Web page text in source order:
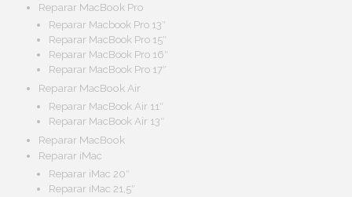
Reparar MacBook Pro
Reparar Macbook Pro 13″
Reparar MacBook Pro 15″
Reparar MacBook Pro 16″
Reparar MacBook Pro 17″
Reparar MacBook Air
Reparar MacBook Air 11″
Reparar MacBook Air 13″
Reparar MacBook
Reparar iMac
Reparar iMac 20″
Reparar iMac 21,5″